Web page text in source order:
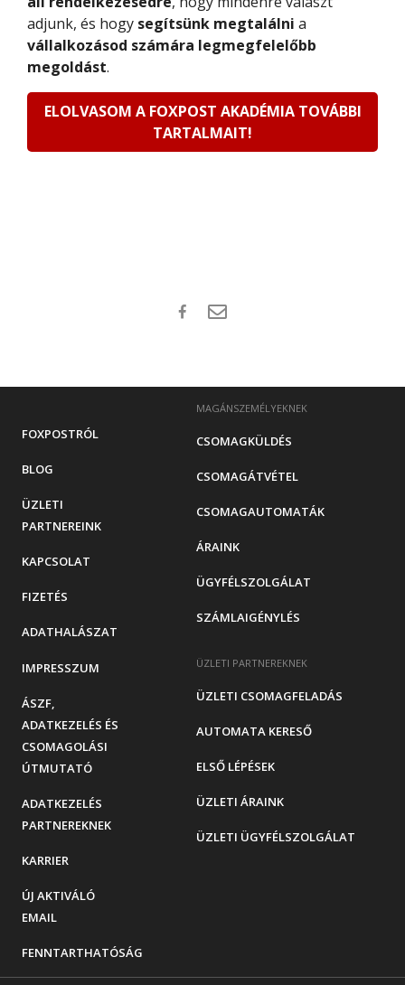
adjunk, és hogy segítsünk megtalálni a
vállalkozásod számára legmegfelelőbb
megoldást.
ELOLVASOM A FOXPOST AKADÉMIA TOVÁBBI
TARTALMAIT!
MAGÁNSZEMÉLYEKNEK
CSOMAGKÜLDÉS
CSOMAGÁTVÉTEL
CSOMAGAUTOMATÁK
ÁRAINK
ÜGYFÉLSZOLGÁLAT
SZÁMLAIGÉNYLÉS
ÜZLETI PARTNEREKNEK
ÜZLETI CSOMAGFELADÁS
AUTOMATA KERESŐ
ELSŐ LÉPÉSEK
ÜZLETI ÁRAINK
ÜZLETI ÜGYFÉLSZOLGÁLAT
FOXPOSTRÓL
BLOG
ÜZLETI
PARTNEREINK
KAPCSOLAT
FIZETÉS
ADATHALÁSZAT
IMPRESSZUM
ÁSZF,
ADATKEZELÉS ÉS
CSOMAGOLÁSI
ÚTMUTATÓ
ADATKEZELÉS
PARTNEREKNEK
KARRIER
ÚJ AKTIVÁLÓ
EMAIL
FENNTARTHATÓSÁG